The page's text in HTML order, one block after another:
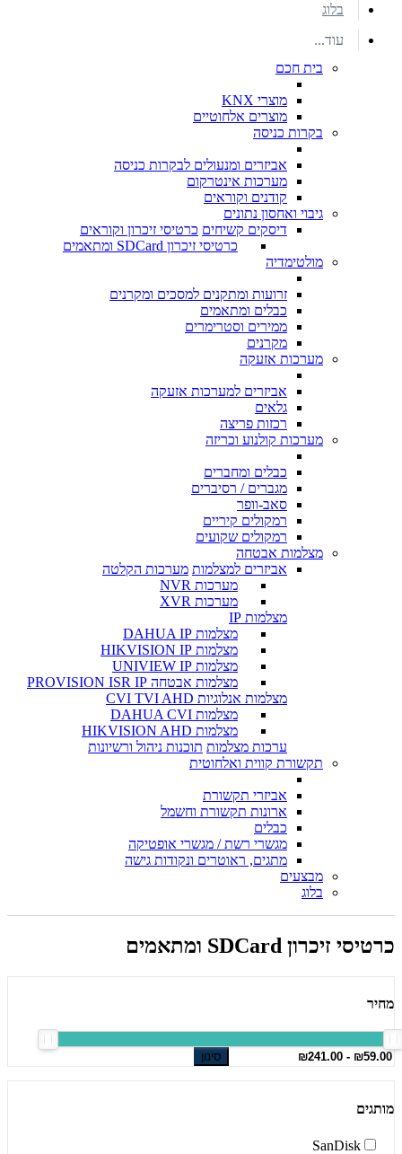
בלוג
עוד...
בית חכם
מוצרי KNX
מוצרים אלחוטיים
בקרות כניסה
אביזרים ומנעולים לבקרות כניסה
מערכות אינטרקום
קודנים וקוראים
גיבוי ואחסון נתונים
דיסקים קשיחים כרטיסי זיכרון וקוראים
כרטיסי זיכרון SDCard ומתאמים
מולטימדיה
זרועות ומתקנים למסכים ומקרנים
כבלים ומתאמים
ממירים וסטרימרים
מקרנים
מערכות אזעקה
אביזרים למערכות אזעקה
גלאים
רכזות פריצה
מערכות קולנוע וכריזה
כבלים ומחברים
מגברים / רסיברים
סאב-וופר
רמקולים קיריים
רמקולים שקועים
מצלמות אבטחה
אביזרים למצלמות מערכות הקלטה
מערכות NVR
מערכות XVR
מצלמות IP
מצלמות DAHUA IP
מצלמות HIKVISION IP
מצלמות UNIVIEW IP
מצלמות אבטחה PROVISION ISR IP
מצלמות אנלוגיות CVI TVI AHD
מצלמות DAHUA CVI
מצלמות HIKVISION AHD
ערכות מצלמות תוכנות ניהול ורשיונות
תקשורת קווית ואלחוטית
אביזרי תקשורת
ארונות תקשורת וחשמל
כבלים
מגשרי רשת / מגשרי אופטיקה
מתגים, ראוטרים ונקודות גישה
מבצעים
בלוג
כרטיסי זיכרון SDCard ומתאמים
מחיר
סינון
מותגים
SanDisk